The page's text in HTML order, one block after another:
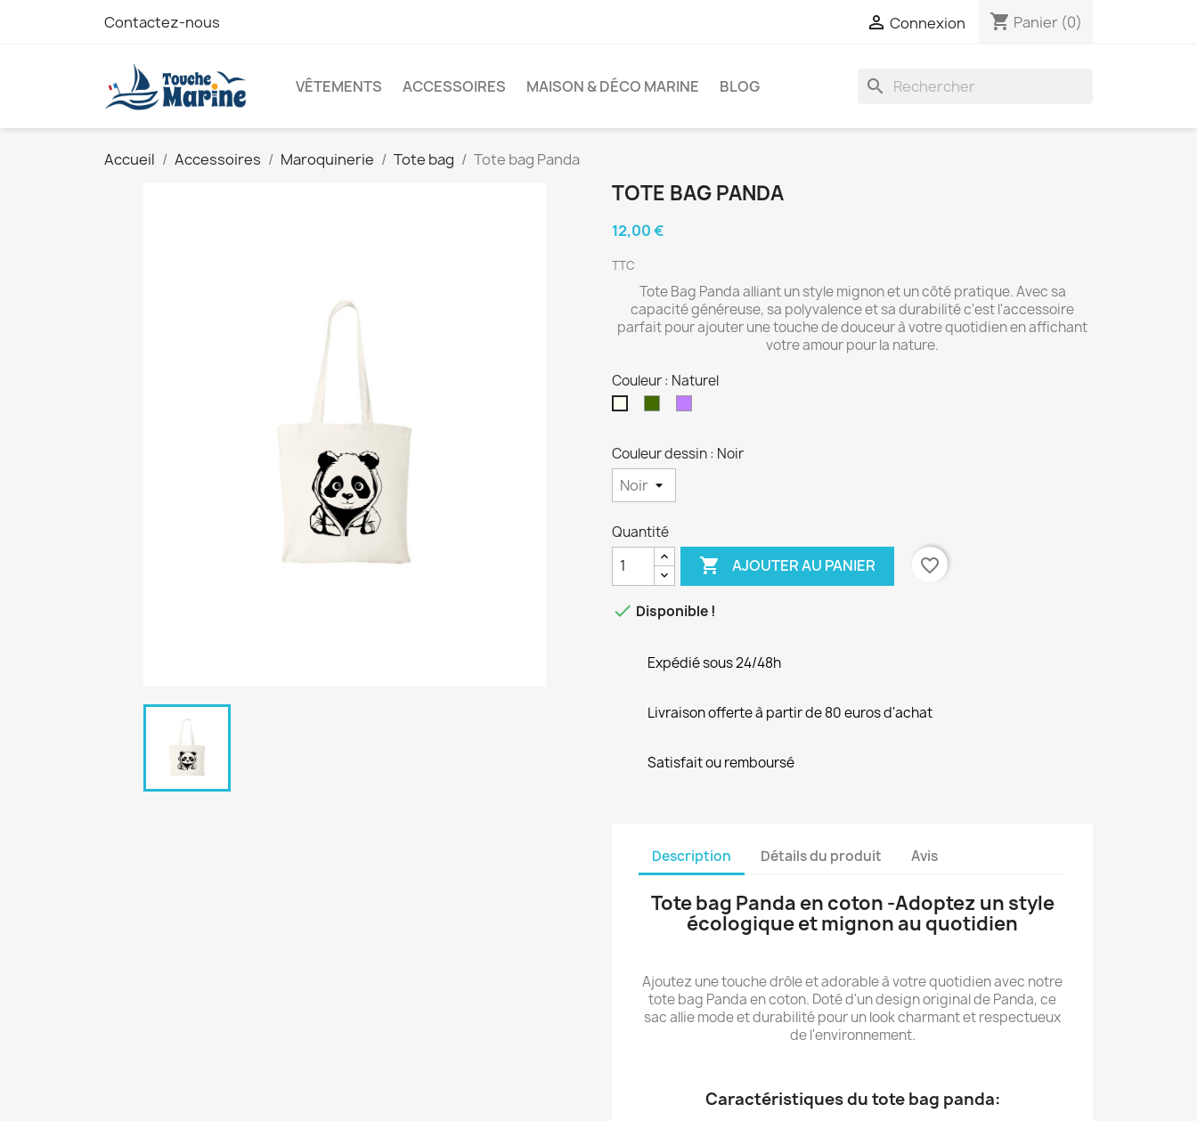
Contactez-nous  Connexion shopping_cart Panier (0)
VÊTEMENTS ACCESSOIRES MAISON & DÉCO MARINE BLOG search
Accueil Accessoires Maroquinerie Tote bag Tote bag Panda
TOTE BAG PANDA
12,00 €
TTC
Tote Bag Panda alliant un style mignon et un côté pratique. Avec sa
capacité généreuse, sa polyvalence et sa durabilité c'est l'accessoire
parfait pour ajouter une touche de douceur à votre quotidien en affichant
votre amour pour la nature.
Couleur : Naturel
Couleur dessin : Noir
Quantité
 AJOUTER AU PANIER favorite_border
 Disponible !
Expédié sous 24/48h
Livraison offerte à partir de 80 euros d'achat
Satisfait ou remboursé
Description Détails du produit Avis
Tote bag Panda en coton -Adoptez un style
écologique et mignon au quotidien
Ajoutez une touche drôle et adorable à votre quotidien avec notre
tote bag Panda en coton. Doté d'un design original de Panda, ce
sac allie mode et durabilité pour un look charmant et respectueux
de l'environnement.
Caractéristiques du tote bag panda: